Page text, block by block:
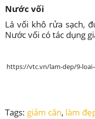
Nước vối
Lá vối khô rửa sạch,
Nước vối có tác dụng
https://vtc.vn/lam-dep/9-
Tags: giảm cân, làm